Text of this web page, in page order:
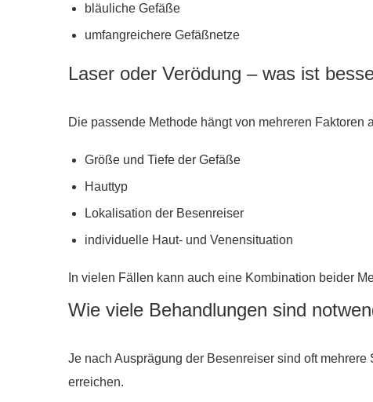
bläuliche Gefäße
umfangreichere Gefäßnetze
Laser oder Verödung – was ist
Die passende Methode hängt von mehreren Faktoren
Größe und Tiefe der Gefäße
Hauttyp
Lokalisation der Besenreiser
individuelle Haut- und Venensituation
In vielen Fällen kann auch eine Kombination beider
Wie viele Behandlungen sind
Je nach Ausprägung der Besenreiser sind oft
erreichen.